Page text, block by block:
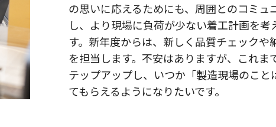
の思いに応えるためにも、周囲とのコミュ
し、より現場に負荷が少ない着工計画を考
す。新年度からは、新しく品質チェックや
を担当します。不安はありますが、これま
テップアップし、いつか「製造現場のこと
てもらえるようになりたいです。